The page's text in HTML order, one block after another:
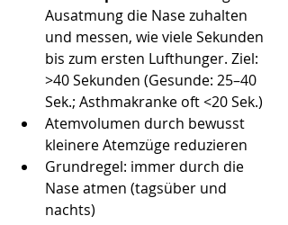
Ausatmung die Nase zuhalten
und messen, wie viele Sekunden
bis zum ersten Lufthunger. Ziel:
>40 Sekunden (Gesunde: 25–40
Sek.; Asthmakranke oft <20 Sek.)
Atemvolumen durch bewusst
kleinere Atemzüge reduzieren
Grundregel: immer durch die
Nase atmen (tagsüber und
nachts)